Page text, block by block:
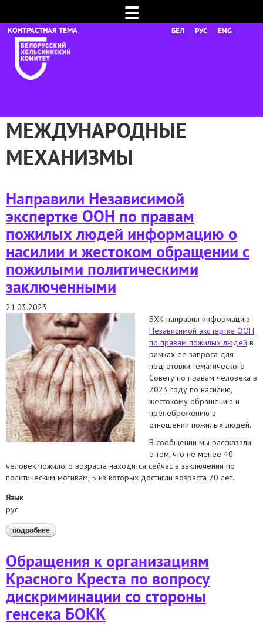
☰
БЕЛ РУС ENG
МЕЖДУНАРОДНЫЕ
МЕХАНИЗМЫ
Направили Независимой
экспертке ООН по правам
пожилых людей информацию о
насилии и жестоком обращении с
пожилыми политическими
заключенными
21.03.2023
БХК направил информацию
Независимой экспертке ООН
по правам пожилых людей в
рамках ее запроса для
подготовки тематического
Совету по правам человека в
2023 году по насилию,
жестокому обращению и
пренебрежению в
отношении пожилых людей.
В сообщении мы рассказали
о том, что не менее 40
человек пожилого возраста находится сейчас в заключении по
политическим мотивам, 5 из которых достигли возраста 70 лет.
Язык
рус
подробнее о направили независимой экспертке оон по правам
пожилых людей информацию о насилии и жестоком
Обращения к организациям
Красного Креста по вопросу
дискриминации со стороны
генсека БОКК